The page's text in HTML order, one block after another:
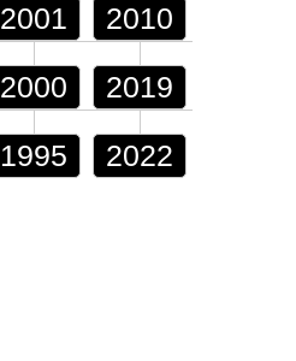
2001 2010
2000 2019
1995 2022